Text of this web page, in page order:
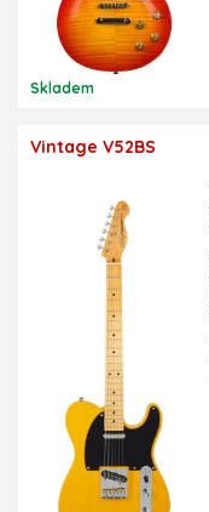
Skladem
Vintage V52BS